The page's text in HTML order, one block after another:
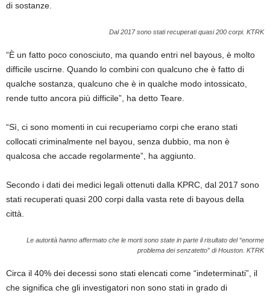
di sostanze.
Dal 2017 sono stati recuperati quasi 200 corpi. KTRK
“È un fatto poco conosciuto, ma quando entri nel bayous, è molto
difficile uscirne. Quando lo combini con qualcuno che è fatto di
qualche sostanza, qualcuno che è in qualche modo intossicato,
rende tutto ancora più difficile”, ha detto Teare.
“Sì, ci sono momenti in cui recuperiamo corpi che erano stati
collocati criminalmente nel bayou, senza dubbio, ma non è
qualcosa che accade regolarmente”, ha aggiunto.
Secondo i dati dei medici legali ottenuti dalla KPRC, dal 2017 sono
stati recuperati quasi 200 corpi dalla vasta rete di bayous della
città.
Le autorità hanno affermato che le morti sono state in parte il risultato del “enorme
problema dei senzatetto” di Houston. KTRK
Circa il 40% dei decessi sono stati elencati come “indeterminati”, il
che significa che gli investigatori non sono stati in grado di